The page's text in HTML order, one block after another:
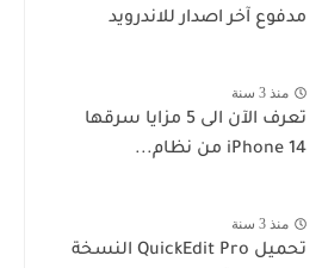
مدفوع آخر اصدار للاندرويد
منذ 3 سنة
تعرف الآن الى 5 مزايا سرقها
iPhone 14 من نظام...
منذ 3 سنة
تحميل QuickEdit Pro النسخة